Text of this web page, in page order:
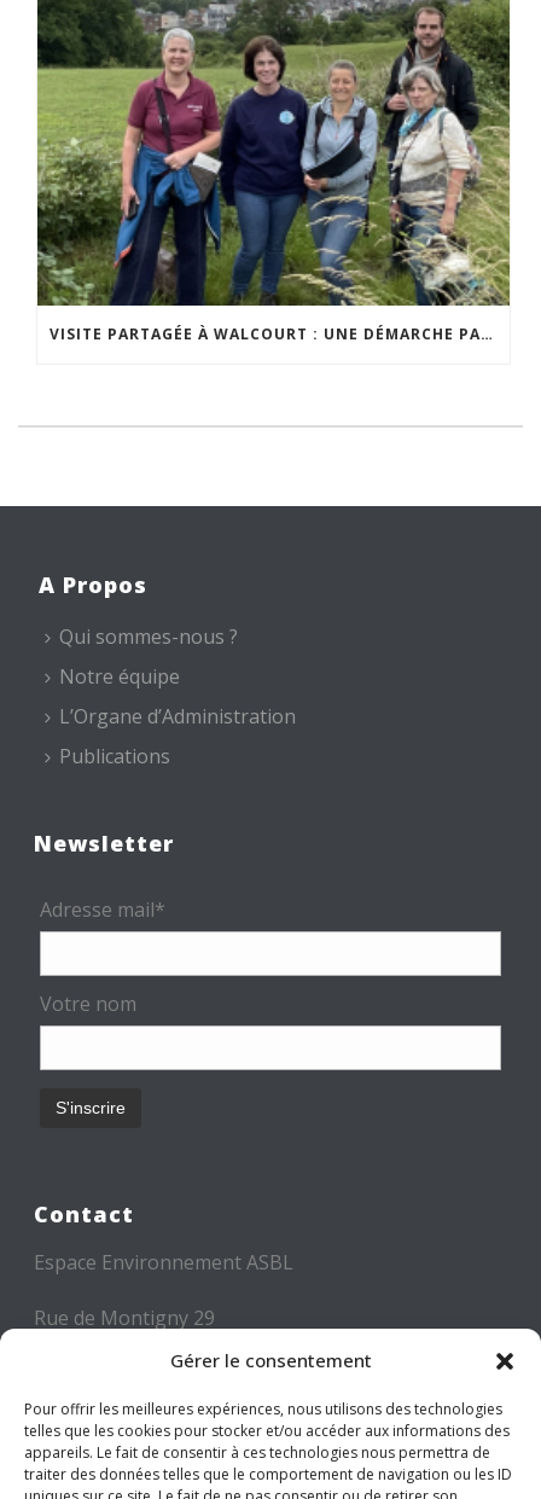
Gérer le consentement
Pour offrir les meilleures expériences, nous utilisons des technologies
telles que les cookies pour stocker et/ou accéder aux informations des
appareils. Le fait de consentir à ces technologies nous permettra de
traiter des données telles que le comportement de navigation ou les ID
VISITE PARTAGÉE À WALCOURT : UNE DÉMARCHE PARTICIPATIVE ANIMÉE PAR ESPACE ENVIRONNEMENT
A Propos
Qui sommes-nous ?
Notre équipe
L’Organe d’Administration
Publications
Newsletter
Adresse mail*
Votre nom
Contact
Espace Environnement ASBL
Rue de Montigny 29
6000 CHARLEROI
Tél: +32 71 300 300
Mail: info@espace-environnement.be
TVA BE 0416.116.340